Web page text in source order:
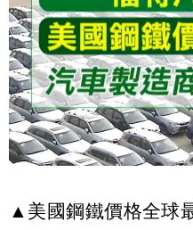
▲美國鋼鐵價格全球